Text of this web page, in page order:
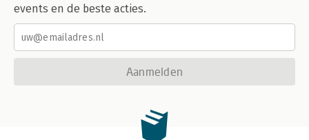
events en de beste acties.
Aanmelden